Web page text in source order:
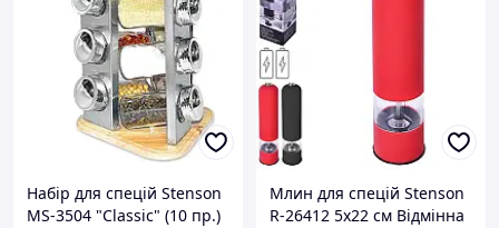
Набір для спецій Stenson
MS-3504 "Classic" (10 пр.)
Млин для спецій Stenson
R-26412 5х22 см Відмінна